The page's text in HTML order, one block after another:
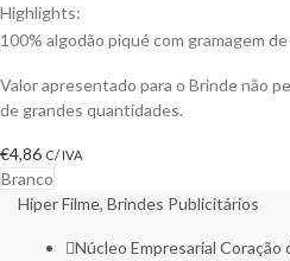
Highlights:
100% algodão piqué com gramagem de
Valor apresentado para o Brinde não
de grandes quantidades.
€4,86 C/ IVA
Branco
Hiper Filme, Brindes Publicitários
Núcleo Empresarial Coração